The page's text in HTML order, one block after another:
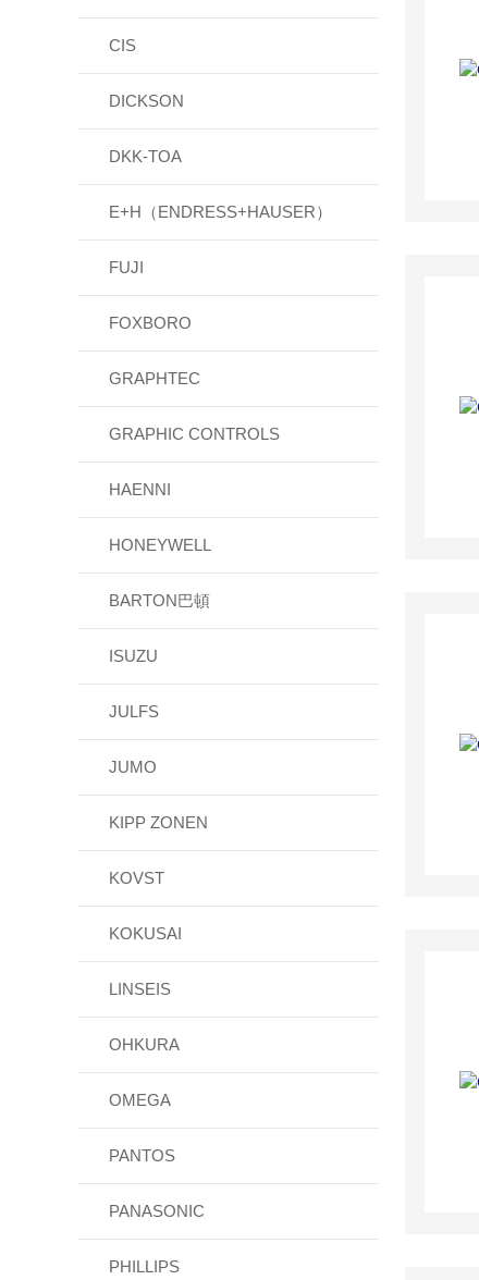
CIS
DICKSON
DKK-TOA
E+H（ENDRESS+HAUSER）
FUJI
FOXBORO
GRAPHTEC
GRAPHIC CONTROLS
HAENNI
HONEYWELL
BARTON巴頓
ISUZU
JULFS
JUMO
KIPP ZONEN
KOVST
KOKUSAI
LINSEIS
OHKURA
OMEGA
PANTOS
PANASONIC
PHILLIPS